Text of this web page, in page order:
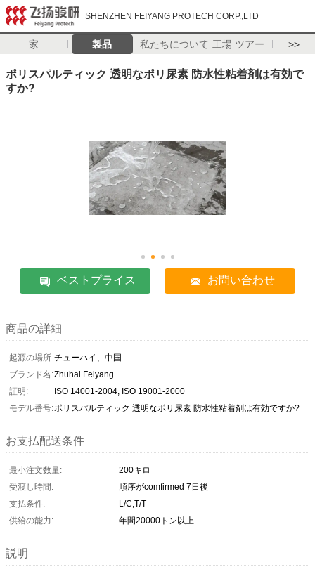
SHENZHEN FEIYANG PROTECH CORP.,LTD
家 製品 私たちについて 工場 ツアー >>
ポリスパルティック 透明なポリ尿素 防水性粘着剤は有効で
すか?
ベストプライス お問い合わせ
商品の詳細
起源の場所:チューハイ、中国
ブランド名:Zhuhai Feiyang
証明:
ISO 14001-2004, ISO 19001-2000
モデル番号:ポリスパルティック 透明なポリ尿素 防水性粘着剤は有効ですか?
お支払配送条件
最小注文数量:
200キロ
受渡し時間:
順序がcomfirmed 7日後
支払条件:
L/C,T/T
供給の能力:
年間20000トン以上
説明